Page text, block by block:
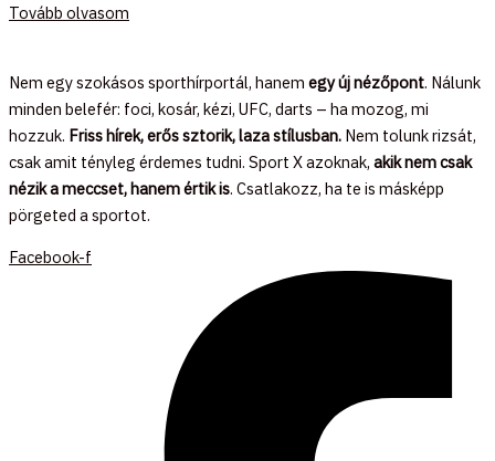
Tovább olvasom
Nem egy szokásos sporthírportál, hanem egy új nézőpont. Nálunk
minden belefér: foci, kosár, kézi, UFC, darts – ha mozog, mi
hozzuk. Friss hírek, erős sztorik, laza stílusban. Nem tolunk rizsát,
csak amit tényleg érdemes tudni. Sport X azoknak, akik nem csak
nézik a meccset, hanem értik is. Csatlakozz, ha te is másképp
pörgeted a sportot.
Facebook-f